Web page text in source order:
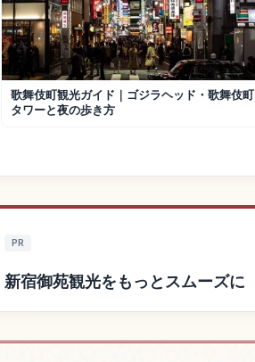
歌舞伎町観光ガイド｜ゴジラヘッド・歌舞伎町
タワーと夜の歩き方
PR
新宿御苑観光をもっとスムーズに